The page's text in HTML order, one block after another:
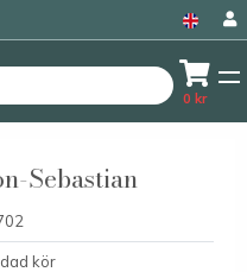
0 kr
Sebastian
kör